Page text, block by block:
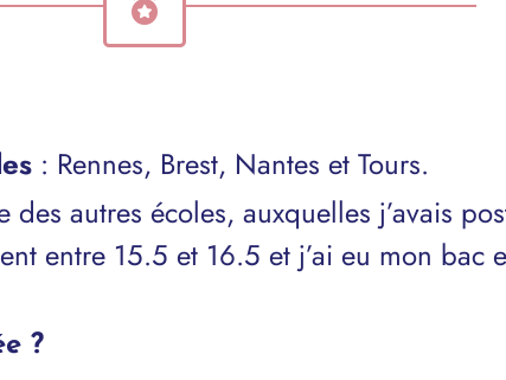
: Rennes, Brest, Nantes et Tours.
des autres écoles, auxquelles j’avais
entre 15.5 et 16.5 et j’ai eu mon
?